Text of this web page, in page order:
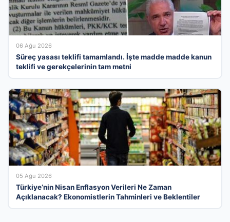
06 Ağu 2026
Süreç yasası teklifi tamamlandı. İşte madde madde kanun
teklifi ve gerekçelerinin tam metni
05 Ağu 2026
Türkiye’nin Nisan Enflasyon Verileri Ne Zaman
Açıklanacak? Ekonomistlerin Tahminleri ve Beklentiler